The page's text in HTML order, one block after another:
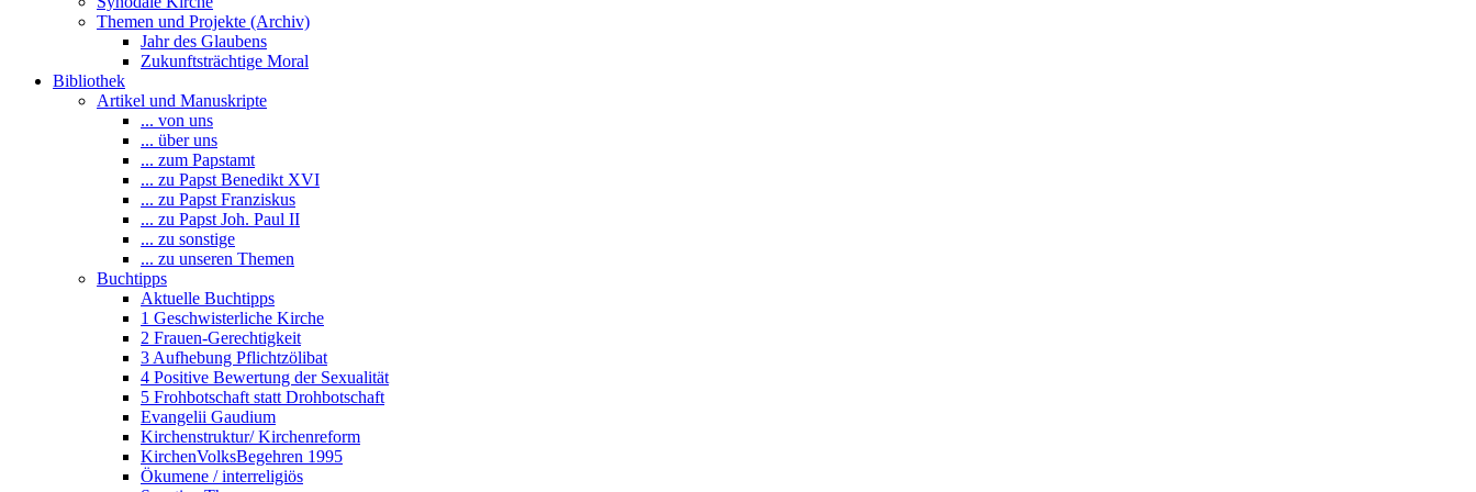
Themen und Projekte (Archiv)
Jahr des Glaubens
Zukunftsträchtige Moral
Bibliothek
Artikel und Manuskripte
... von uns
... über uns
... zum Papstamt
... zu Papst Benedikt XVI
... zu Papst Franziskus
... zu Papst Joh. Paul II
... zu sonstige
... zu unseren Themen
Buchtipps
Aktuelle Buchtipps
1 Geschwisterliche Kirche
2 Frauen-Gerechtigkeit
3 Aufhebung Pflichtzölibat
4 Positive Bewertung der Sexualität
5 Frohbotschaft statt Drohbotschaft
Evangelii Gaudium
Kirchenstruktur/ Kirchenreform
KirchenVolksBegehren 1995
Ökumene / interreligiös